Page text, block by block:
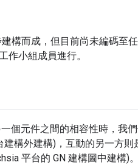
構而成，但目前尚未編碼至
作小組成員進行。
個元件之間的相容性時，我
建構外建構)，互動的另一方則
平台的 GN 建構圖中建構)